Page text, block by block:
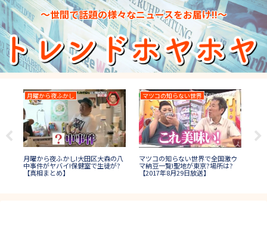
～世間で話題の様々なニュースをお届け!!～
月曜から夜ふかし
月曜から夜ふかし!大田区大森の八
中事件がヤバイ!保健室で生徒が?
【真相まとめ】
マツコの知らない世界
マツコの知らない世界で全国激ウ
マ納豆一覧!聖地が東京?場所は?
【2017年8月29日放送】